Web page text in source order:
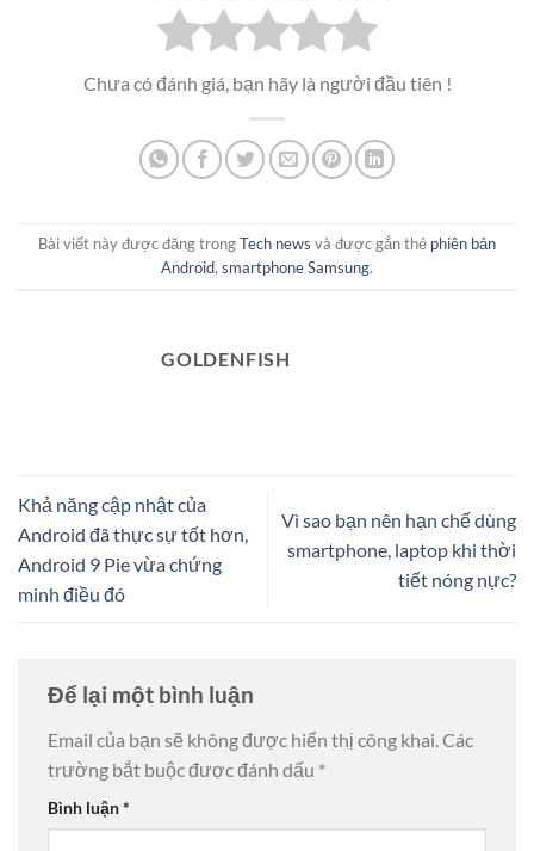
Chưa có đánh giá, bạn hãy là người đầu tiên !
Bài viết này được đăng trongTech news và được gắn thẻ phiên bản
Android, smartphone Samsung.
GOLDENFISH
Khả năng cập nhật của
Android đã thực sự tốt hơn,
Android 9 Pie vừa chứng
minh điều đó
Vì sao bạn nên hạn chế dùng
smartphone, laptop khi thời
tiết nóng nực?
Để lại một bình luận
Email của bạn sẽ không được hiển thị công khai.Các
trường bắt buộc được đánh dấu *
Bình luận*